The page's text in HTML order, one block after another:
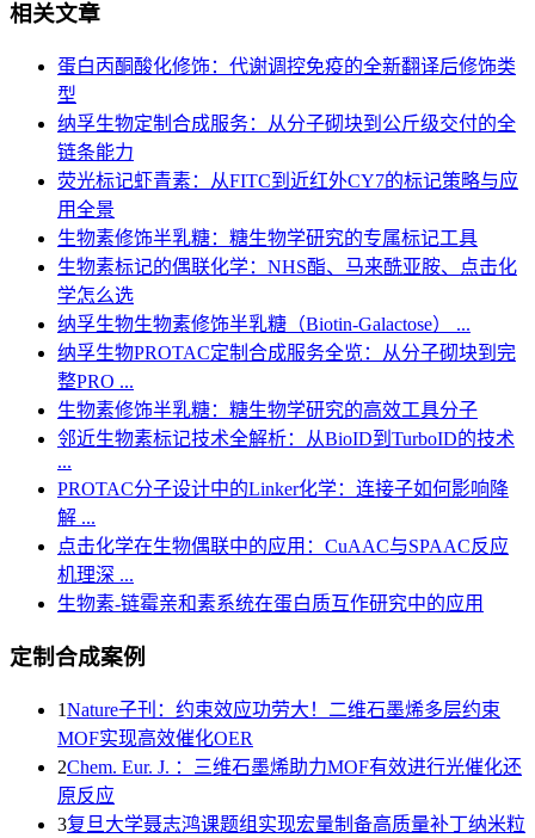
相关文章
蛋白丙酮酸化修饰：代谢调控免疫的全新翻译后修饰类
型
纳孚生物定制合成服务：从分子砌块到公斤级交付的全
链条能力
荧光标记虾青素：从FITC到近红外CY7的标记策略与应
用全景
生物素修饰半乳糖：糖生物学研究的专属标记工具
生物素标记的偶联化学：NHS酯、马来酰亚胺、点击化
学怎么选
纳孚生物生物素修饰半乳糖（Biotin-Galactose） ...
纳孚生物PROTAC定制合成服务全览：从分子砌块到完
整PRO ...
生物素修饰半乳糖：糖生物学研究的高效工具分子
邻近生物素标记技术全解析：从BioID到TurboID的技术
...
PROTAC分子设计中的Linker化学：连接子如何影响降
解 ...
点击化学在生物偶联中的应用：CuAAC与SPAAC反应
机理深 ...
生物素-链霉亲和素系统在蛋白质互作研究中的应用
定制合成案例
1Nature子刊：约束效应功劳大！二维石墨烯多层约束
MOF实现高效催化OER
2Chem. Eur. J. ：三维石墨烯助力MOF有效进行光催化还
原反应
3复旦大学聂志鸿课题组实现宏量制备高质量补丁纳米粒